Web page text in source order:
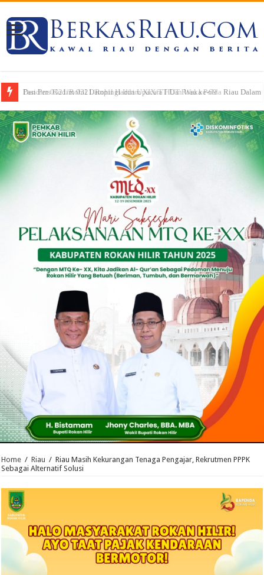
Dandim 0321/Rohil Dampingi Irdam XIX/TT Dan Waka Polda Riau Dalam
Home / Riau / Riau Masih Kekurangan Tenaga Pengajar, Rekrutmen PPPK
Sebagai Alternatif Solusi